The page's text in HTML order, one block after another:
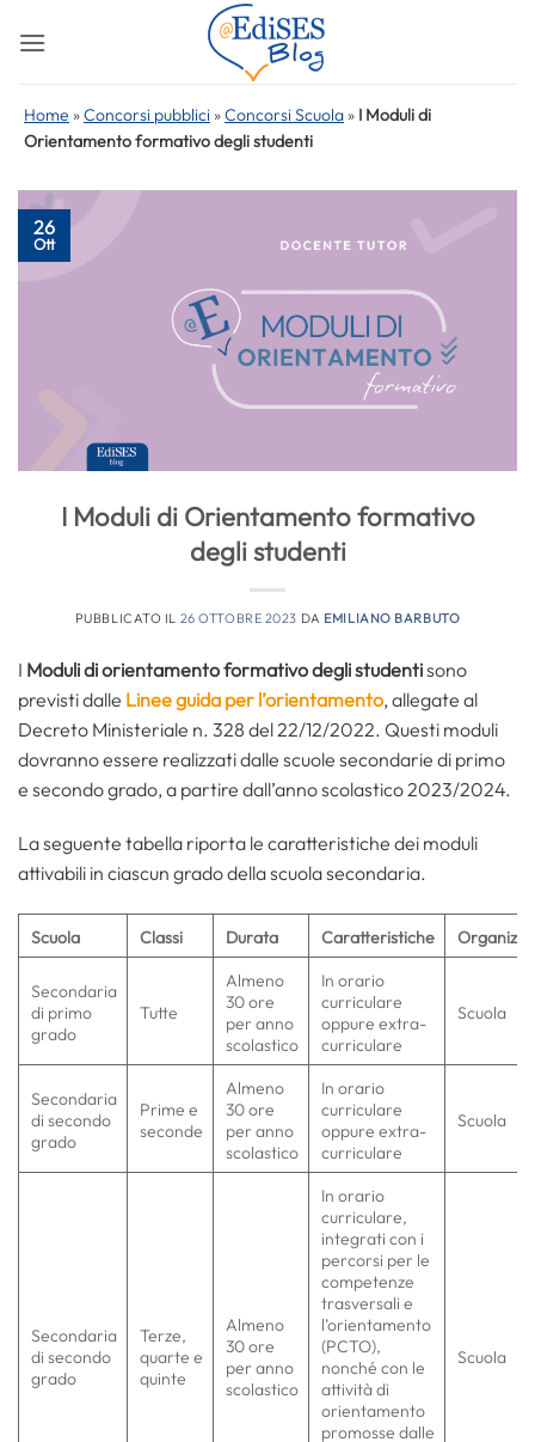
Home »Concorsi pubblici »Concorsi Scuola » I Moduli di
Orientamento formativo degli studenti
26
Ott
I Moduli di Orientamento formativo
degli studenti
PUBBLICATO IL 26 OTTOBRE 2023 DA EMILIANO BARBUTO
I Moduli di orientamento formativo degli studentisono
previsti dalle Linee guida per l’orientamento, allegate al
Decreto Ministeriale n. 328 del 22/12/2022. Questi moduli
dovranno essere realizzati dalle scuole secondarie di primo
e secondo grado, a partire dall’anno scolastico 2023/2024.
La seguente tabella riporta le caratteristiche dei moduli
attivabili in ciascun grado della scuola secondaria.
Scuola Classi Durata Caratteristiche
Secondaria
di primo
grado
Tutte
Almeno
30 ore
per anno
scolastico
In orario
curriculare
oppure extra-
curriculare
Scuola
Secondaria
di secondo
grado
Prime e
seconde
Almeno
30 ore
per anno
scolastico
In orario
curriculare
oppure extra-
curriculare
Scuola
Secondaria
di secondo
grado
Terze,
quarte e
quinte
Almeno
30 ore
per anno
scolastico
In orario
curriculare,
integrati con i
percorsi per le
competenze
trasversali e
l’orientamento
(PCTO),
nonché con le
attività di
orientamento
promosse dalle
Scuola